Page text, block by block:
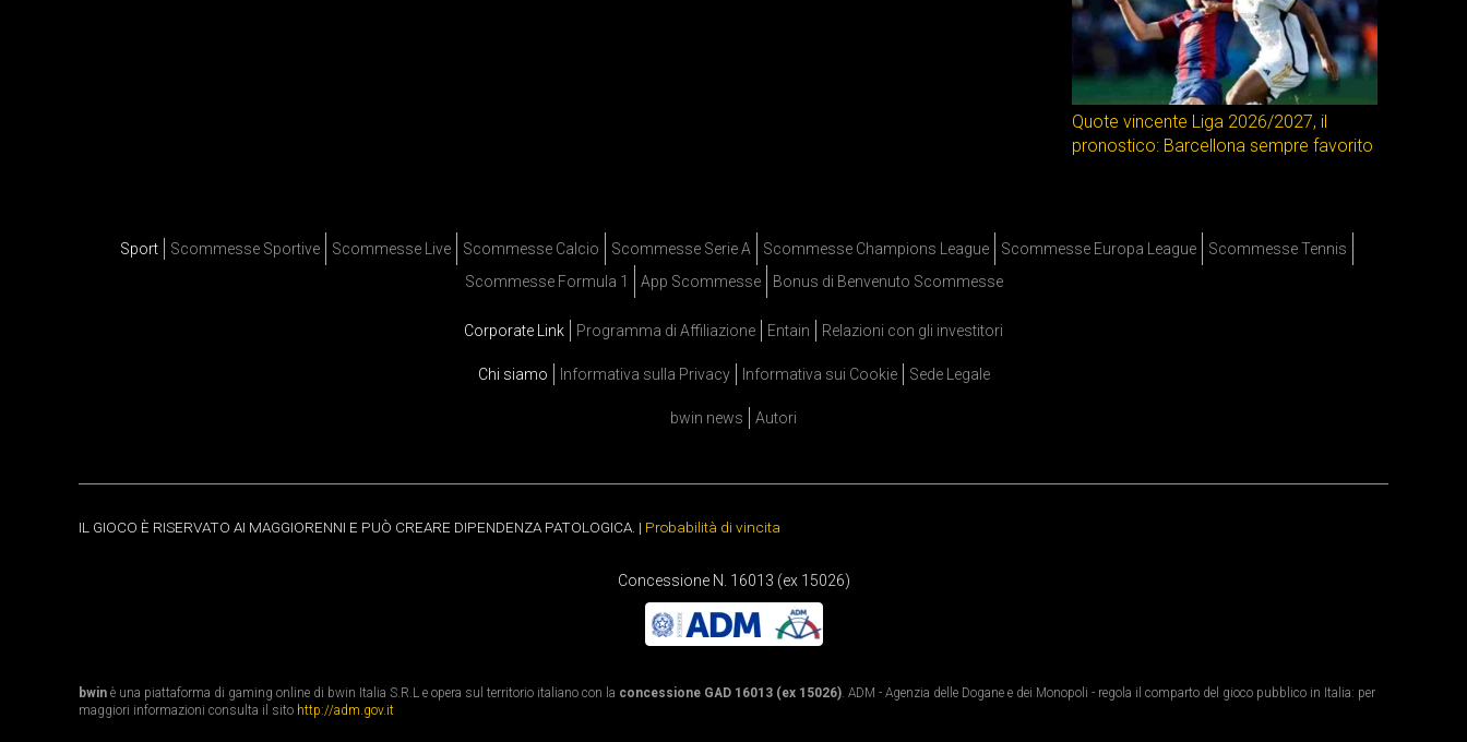
Quote vincente Liga 2026/2027, il
pronostico: Barcellona sempre favorito
Sport Scommesse Sportive Scommesse Live Scommesse Calcio Scommesse Serie A Scommesse Champions League Scommesse Europa League
Scommesse Tennis
Scommesse Formula 1
App Scommesse Bonus di Benvenuto Scommesse
Corporate Link Programma di Affiliazione Entain Relazioni con gli investitori
Chi siamo Informativa sulla Privacy Informativa sui Cookie Sede Legale
bwin news Autori
IL GIOCO È RISERVATO AI MAGGIORENNI E PUÒ CREARE DIPENDENZA PATOLOGICA. | Probabilità di vincita
Concessione N. 16013 (ex 15026)
bwin è una piattaforma di gaming online di bwin Italia S.R.L e opera sul territorio italiano con la concessione GAD 16013 (ex 15026). ADM - Agenzia delle Dogane e dei Monopoli - regola il comparto del gioco pubblico in Italia: per
maggiori informazioni consulta il sito http://adm.gov.it